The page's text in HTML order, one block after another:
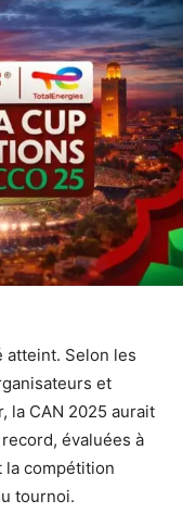
atteint. Selon les
et
la CAN 2025 aurait
évaluées à
la compétition
tournoi.